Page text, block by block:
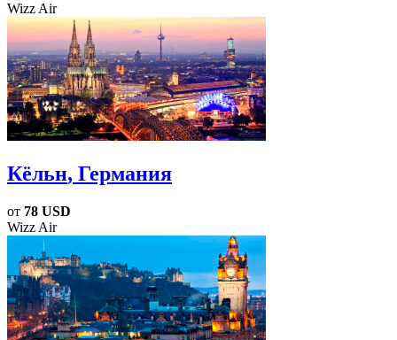
Wizz Air
Кёльн, Германия
от 78 USD
Wizz Air